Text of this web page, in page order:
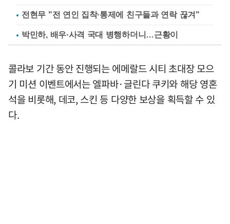
전현무 "전 연인 집착·통제에 친구들과 연락 끊겨"
박민하, 배우·사격 국대 병행하더니…근황이
콜라보 기간 동안 진행되는 에메랄드 시티 초대장 모으
기 미션 이벤트에서는 엘파바·글린다 쿠키와 해당 영혼
석을 비롯해, 데코, 스킨 등 다양한 보상을 획득할 수 있
다.